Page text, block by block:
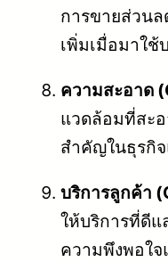
การขายส่วน
เพิ่มเมื่อมาใช้
ความสะอาด
แวดล้อมที่สะอ
สำคัญในธุรกิ
บริการลูกค้า
ให้บริการที่ดีแ
ความพึงพอใจ